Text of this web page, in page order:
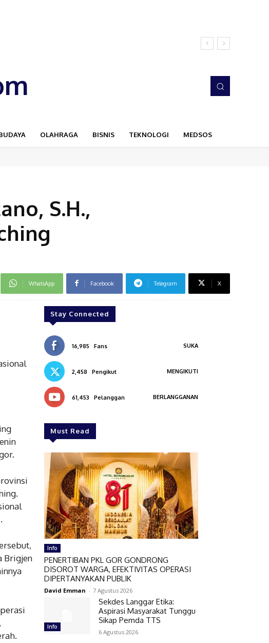
OLAHRAGA BISNIS TEKNOLOGI MEDSOS
S.H.,
WhatsApp Facebook Telegram X
Brigjen
Stay Connected
16,985 Fans SUKA
2,458 Pengikut MENGIKUTI
61,453 Pelanggan BERLANGGANAN
Must Read
Info
PENERTIBAN PKL GOR GONDRONG
DISOROT WARGA, EFEKTIVITAS OPERASI
DIPERTANYAKAN PUBLIK
David Emman - 7 Agustus 2026
Info
Sekdes Langgar Etika:
Aspirasi Masyarakat Tunggu
Sikap Pemda TTS
6 Agustus 2026